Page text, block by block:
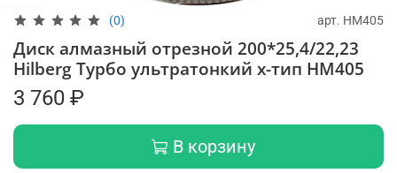
(0) арт. HM405
Диск алмазный отрезной 200*25,4/22,23
Hilberg Турбо ультратонкий х-тип HM405
3 760 ₽
В корзину